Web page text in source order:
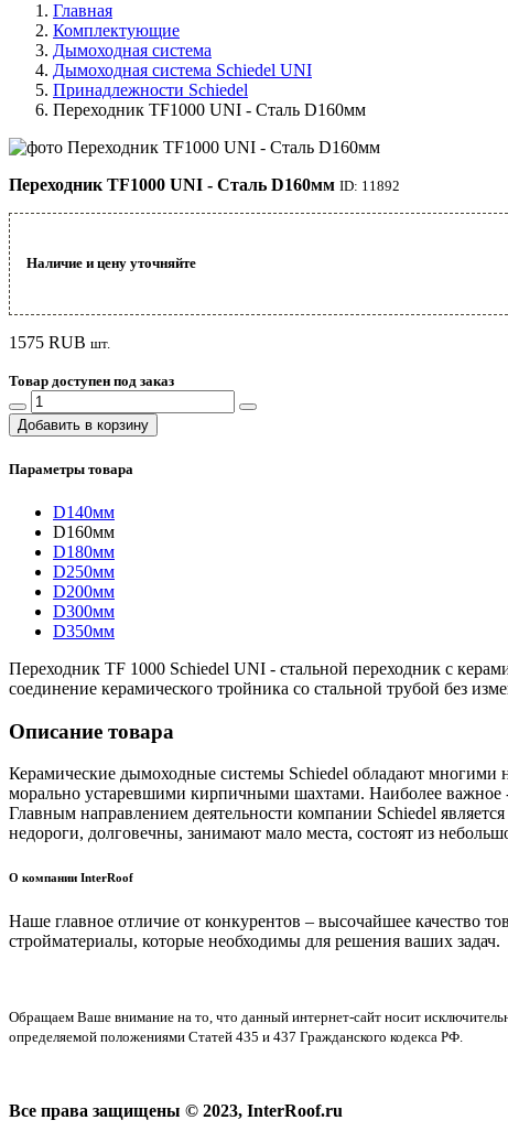
Главная
Комплектующие
Дымоходная система
Дымоходная система Schiedel UNI
Принадлежности Schiedel
Переходник TF1000 UNI - Сталь D160мм
Переходник TF1000 UNI - Сталь D160мм ID: 11892
Наличие и цену уточняйте
1575 RUB шт.
Товар доступен под заказ
Добавить в корзину
Параметры товара
D140мм
D160мм
D180мм
D250мм
D200мм
D300мм
D350мм
Переходник TF 1000 Schiedel UNI - стальной переходник с
соединение керамического тройника со стальной трубой без
Описание товара
Керамические дымоходные системы Schiedel обладают
морально устаревшими кирпичными шахтами. Наиболее важное
Главным направлением деятельности компании Schiedel
недороги, долговечны, занимают мало места, состоят из
О компании InterRoof
Наше главное отличие от конкурентов – высочайшее качество
стройматериалы, которые необходимы для решения ваших задач.
Обращаем Ваше внимание на то, что данный интернет-сайт носит
определяемой положениями Статей 435 и 437 Гражданского кодекса РФ.
Все права защищены © 2023, InterRoof.ru